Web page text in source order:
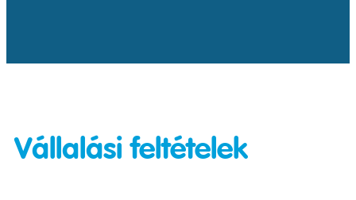
Vállalási feltételek